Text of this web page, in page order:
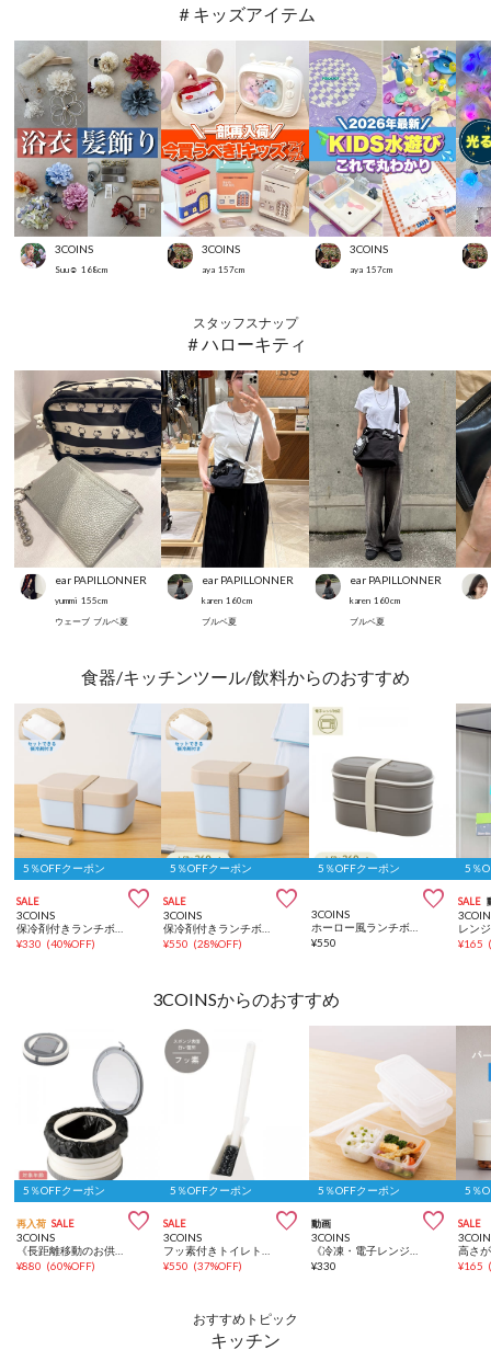
＃キッズアイテム
3COINS
Suu☺︎ 168cm
3COINS
aya 157cm
3COINS
aya 157cm
スタッフスナップ
＃ハローキティ
ear PAPILLONNER
yummi 155cm
ウェーブ ブルベ夏
ear PAPILLONNER
karen 160cm
ブルベ夏
ear PAPILLONNER
karen 160cm
ブルベ夏
食器/キッチンツール/飲料からのおすすめ
5％OFFクーポン
SALE 
3COINS
¥330 (40%OFF)
5％OFFクーポン
SALE 
3COINS
¥550 (28%OFF)
5％OFFクーポン

3COINS
¥550
5％
SALE
¥165
3COINSからのおすすめ
5％OFFクーポン
再入荷 SALE 
3COINS
¥880 (60%OFF)
5％OFFクーポン
SALE 
3COINS
¥550 (37%OFF)
5％OFFクーポン
動画 
3COINS
¥330
5％
SALE
¥165
おすすめトピック
キッチン